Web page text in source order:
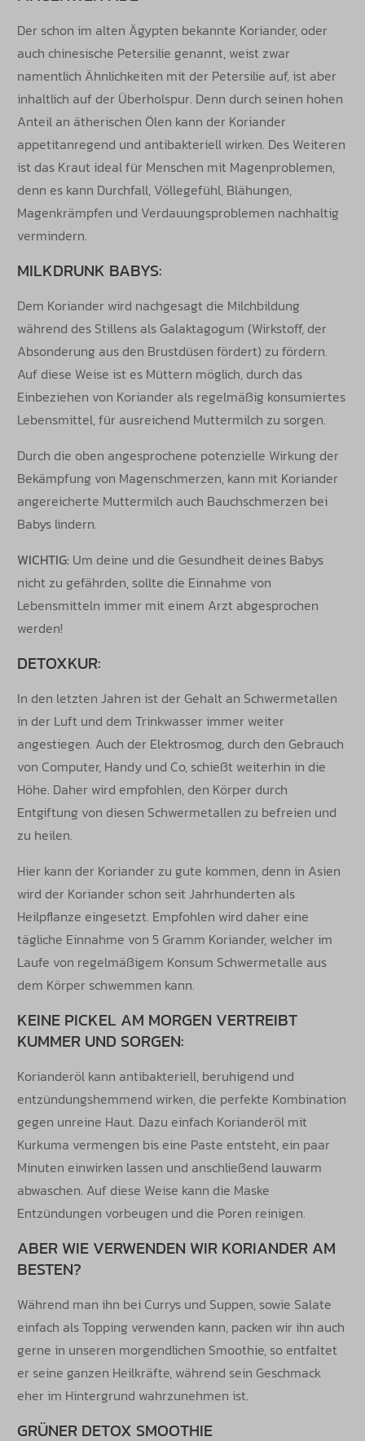
Der schon im alten Ägypten bekannte Koriander, oder
auch chinesische Petersilie genannt, weist zwar
namentlich Ähnlichkeiten mit der Petersilie auf, ist aber
inhaltlich auf der Überholspur. Denn durch seinen hohen
Anteil an ätherischen Ölen kann der Koriander
appetitanregend und antibakteriell wirken. Des Weiteren
ist das Kraut ideal für Menschen mit Magenproblemen,
denn es kann Durchfall, Völlegefühl, Blähungen,
Magenkrämpfen und Verdauungsproblemen nachhaltig
vermindern.
MILKDRUNK BABYS:
Dem Koriander wird nachgesagt die Milchbildung
während des Stillens als Galaktagogum (Wirkstoff, der
Absonderung aus den Brustdüsen fördert) zu fördern.
Auf diese Weise ist es Müttern möglich, durch das
Einbeziehen von Koriander als regelmäßig konsumiertes
Lebensmittel, für ausreichend Muttermilch zu sorgen.
Durch die oben angesprochene potenzielle Wirkung der
Bekämpfung von Magenschmerzen, kann mit Koriander
angereicherte Muttermilch auch Bauchschmerzen bei
Babys lindern.
WICHTIG: Um deine und die Gesundheit deines Babys
nicht zu gefährden, sollte die Einnahme von
Lebensmitteln immer mit einem Arzt abgesprochen
werden!
DETOXKUR:
In den letzten Jahren ist der Gehalt an Schwermetallen
in der Luft und dem Trinkwasser immer weiter
angestiegen. Auch der Elektrosmog, durch den Gebrauch
von Computer, Handy und Co, schießt weiterhin in die
Höhe. Daher wird empfohlen, den Körper durch
Entgiftung von diesen Schwermetallen zu befreien und
zu heilen.
Hier kann der Koriander zu gute kommen, denn in Asien
wird der Koriander schon seit Jahrhunderten als
Heilpflanze eingesetzt. Empfohlen wird daher eine
tägliche Einnahme von 5 Gramm Koriander, welcher im
Laufe von regelmäßigem Konsum Schwermetalle aus
dem Körper schwemmen kann.
KEINE PICKEL AM MORGEN VERTREIBT
KUMMER UND SORGEN:
Korianderöl kann antibakteriell, beruhigend und
entzündungshemmend wirken, die perfekte Kombination
gegen unreine Haut. Dazu einfach Korianderöl mit
Kurkuma vermengen bis eine Paste entsteht, ein paar
Minuten einwirken lassen und anschließend lauwarm
abwaschen. Auf diese Weise kann die Maske
Entzündungen vorbeugen und die Poren reinigen.
ABER WIE VERWENDEN WIR KORIANDER AM
BESTEN?
Während man ihn bei Currys und Suppen, sowie Salate
einfach als Topping verwenden kann, packen wir ihn auch
gerne in unseren morgendlichen Smoothie, so entfaltet
er seine ganzen Heilkräfte, während sein Geschmack
eher im Hintergrund wahrzunehmen ist.
GRÜNER DETOX SMOOTHIE